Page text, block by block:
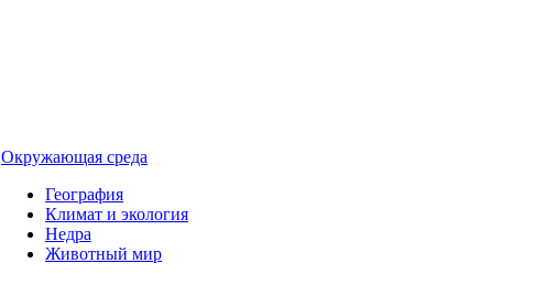
Окружающая среда
География
Климат и экология
Недра
Животный мир